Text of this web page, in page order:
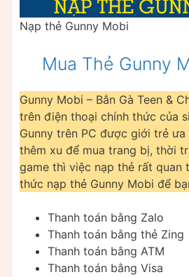
Nạp thẻ Gunny Mobi
Mua Thẻ Gunny
Gunny Mobi – Bắn Gà Teen &
trên điện thoại chính thức của
Gunny trên PC được giới trẻ
thêm xu để mua trang bị, thời
game thì việc nạp thẻ rất quan
thức nạp thẻ Gunny Mobi để
Thanh toán bằng Zalo
Thanh toán bằng thẻ Zing
Thanh toán bằng ATM
Thanh toán bằng Visa